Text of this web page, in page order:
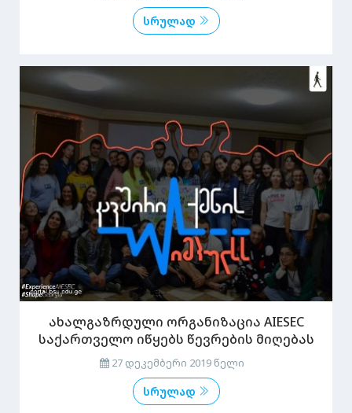
სრულად
ახალგაზრდული ორგანიზაცია AIESEC
საქართველო იწყებს წევრების მიღებას
27 დეკემბერი 2019 წელი
სრულად